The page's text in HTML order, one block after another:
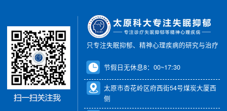
只专注失眠抑郁、精神心理疾病的研究与治疗
节假日无休息8：00~17:30
太原市杏花岭区府西街54号煤炭大厦西
侧